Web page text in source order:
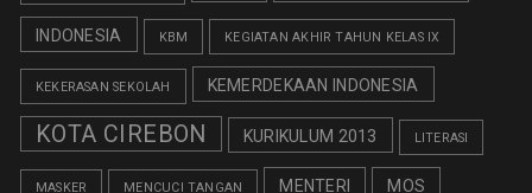
INDONESIA KBM KEGIATAN AKHIR TAHUN KELAS IX
KEKERASAN SEKOLAH KEMERDEKAAN INDONESIA
KOTA CIREBON KURIKULUM 2013 LITERASI
MASKER MENCUCI TANGAN MENTERI MOS